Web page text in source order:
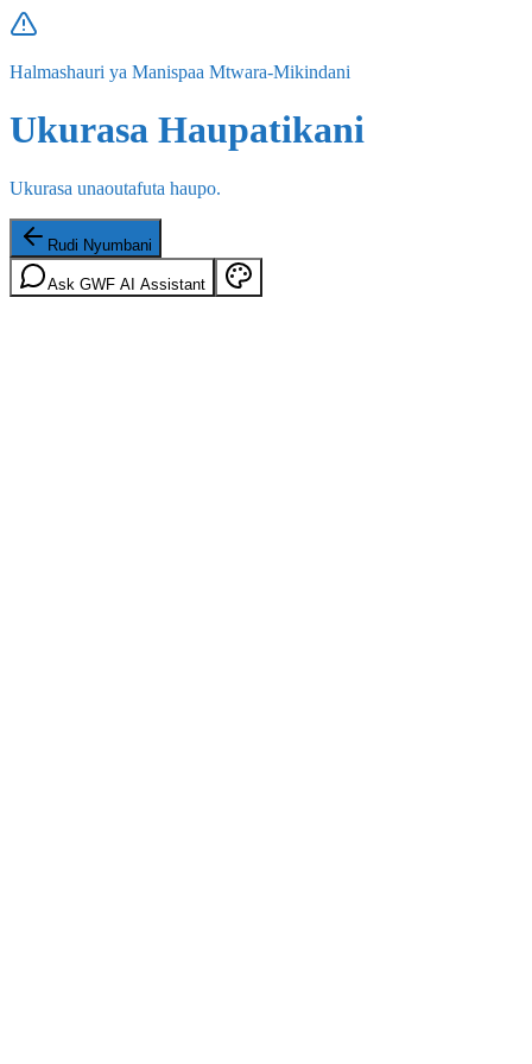
Halmashauri ya Manispaa Mtwara-Mikindani
Ukurasa Haupatikani
Ukurasa unaoutafuta haupo.
Rudi Nyumbani
Ask GWF AI Assistant